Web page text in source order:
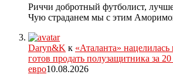
Риччи добротный футболист,
Чую страданем мы с этим
Daryn&K к «Аталанта»
готов продать полузащитника за
евро10.08.2026